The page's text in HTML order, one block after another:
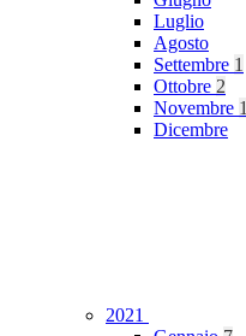
Luglio
Agosto
Settembre 1
Ottobre 2
Novembre 1
Dicembre
2021